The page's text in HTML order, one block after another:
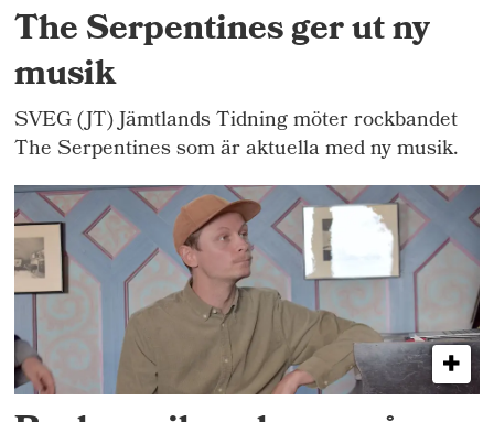
The Serpentines ger ut ny
musik
SVEG (JT) Jämtlands Tidning möter rockbandet
The Serpentines som är aktuella med ny musik.